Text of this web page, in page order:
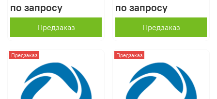
по запросу
Предзаказ
по запросу
Предзаказ
Предзаказ Предзаказ